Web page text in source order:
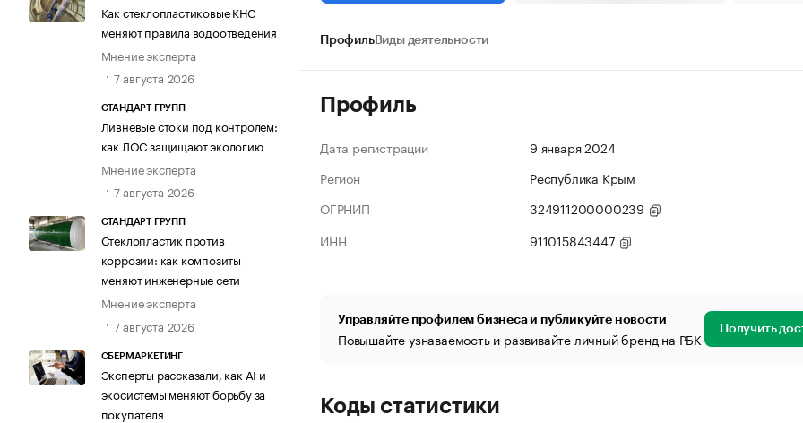
Как стеклопластиковые КНС
меняют правила водоотведения
Мнение эксперта
7 августа 2026
СТАНДАРТ ГРУПП
Ливневые стоки под контролем:
как ЛОС защищают экологию
Мнение эксперта
7 августа 2026
СТАНДАРТ ГРУПП
Стеклопластик против
коррозии: как композиты
меняют инженерные сети
Мнение эксперта
7 августа 2026
СБЕРМАРКЕТИНГ
Эксперты рассказали, как AI и
экосистемы меняют борьбу за
покупателя
ПрофильВиды деятельности
Профиль
Дата регистрации
9 января 2024
Регион
Республика Крым
ОГРНИП
324911200000239
ИНН
911015843447
Управляйте профилем бизнеса и публикуйте новости
Повышайте узнаваемость и развивайте личный бренд на РБК Получить
Коды статистики